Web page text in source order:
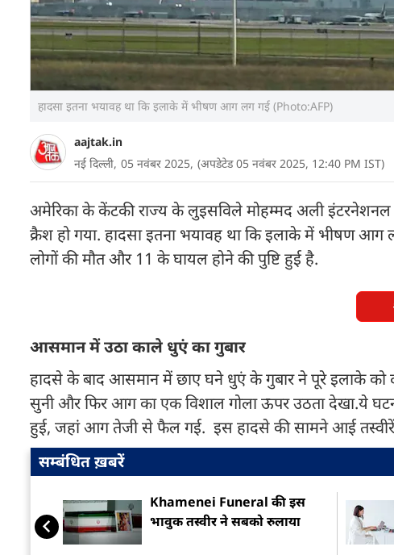
हादसा इतना भयावह था कि इलाके में भीषण आग लग गई (Photo:AFP)
aajtak.in
नई दिल्ली, 05 नवंबर 2025, (अपडेटेड 05 नवंबर 2025, 12:40 PM IST)
अमेरिका के केंटकी राज्य के लुइसविले मोहम्मद अली इंटरनेशनल
क्रैश हो गया. हादसा इतना भयावह था कि इलाके में भीषण
लोगों की मौत और 11 के घायल होने की पुष्टि हुई है.
आसमान में उठा काले धुएं का गुबार
हादसे के बाद आसमान में छाए घने धुएं के गुबार ने पूरे इलाके को
सुनी और फिर आग का एक विशाल गोला ऊपर उठता देखा.ये
हुई, जहां आग तेजी से फैल गई. इस हादसे की सामने आई
सम्बंधित ख़बरें
Khamenei Funeral की इस
भावुक तस्वीर ने सबको रुलाया